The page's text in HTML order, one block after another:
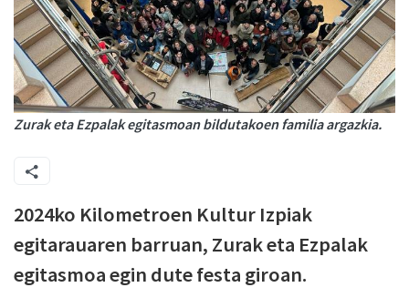
Zurak eta Ezpalak egitasmoan bildutakoen familia argazkia.
2024ko Kilometroen Kultur Izpiak
egitarauaren barruan, Zurak eta Ezpalak
egitasmoa egin dute festa giroan.